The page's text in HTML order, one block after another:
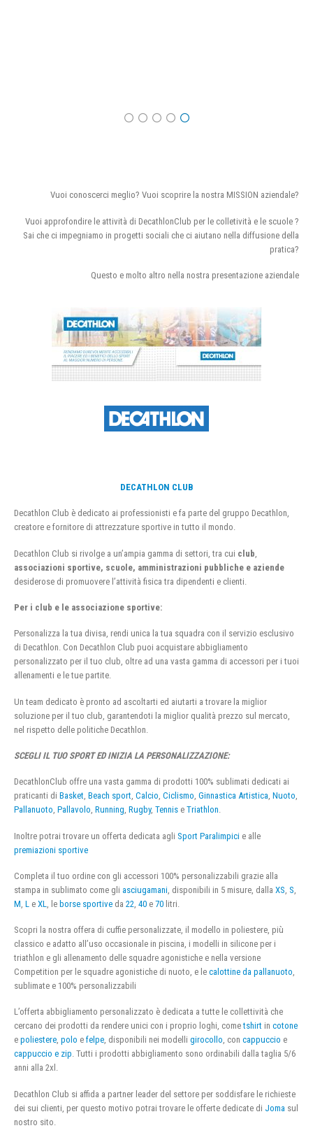
Vuoi conoscerci meglio? Vuoi scoprire la nostra MISSION aziendale?
Vuoi approfondire le attività di DecathlonClub per le colletività e le scuole ?
Sai che ci impegniamo in progetti sociali che ci aiutano nella diffusione della
pratica?
Questo e molto altro nella nostra presentazione aziendale
DECATHLON CLUB
Decathlon Club è dedicato ai professionisti e fa parte del gruppo Decathlon,
creatore e fornitore di attrezzature sportive in tutto il mondo.
Decathlon Club si rivolge a un’ampia gamma di settori, tra cui club
associazioni sportive, scuole, amministrazioni pubbliche e aziende
desiderose di promuovere l’attività fisica tra dipendenti e clienti.
Per i club e le associazione sportive:
Personalizza la tua divisa, rendi unica la tua squadra con il servizio esclusivo
di Decathlon. Con Decathlon Club puoi acquistare abbigliamento
personalizzato per il tuo club, oltre ad una vasta gamma di accessori per i tuoi
allenamenti e le tue partite.
Un team dedicato è pronto ad ascoltarti ed aiutarti a trovare la miglior
soluzione per il tuo club, garantendoti la miglior qualità prezzo sul mercato,
nel rispetto delle politiche Decathlon.
SCEGLI IL TUO SPORT ED INIZIA LA PERSONALIZZAZIONE:
DecathlonClub offre una vasta gamma di prodotti 100% sublimati dedicati ai
praticanti di Basket, Beach sport, Calcio, Ciclismo, Ginnastica Artistica, Nuoto,
Pallanuoto, Pallavolo, Running, Rugby, Tennis e Triathlon.
Inoltre potrai trovare un offerta dedicata agli Sport Paralimpici e alle
premiazioni sportive
Completa il tuo ordine con gli accessori 100% personalizzabili grazie alla
stampa in sublimato come gli asciugamani , disponibili in 5 misure, dalla XS S
M L e XL , le borse sportive da 22 40 e 70 litri.
Scopri la nostra offera di cuffie personalizzate, il modello in poliestere, più
classico e adatto all’uso occasionale in piscina, i modelli in silicone per i
triathlon e gli allenamento delle squadre agonistiche e nella versione
Competition per le squadre agonistiche di nuoto, e le calottine da pallanuoto,
sublimate e 100% personalizzabili
L’offerta abbigliamento personalizzato è dedicata a tutte le collettività che
cercano dei prodotti da rendere unici con i proprio loghi, cometshirt in cotone
e poliestere, polo e felpe, disponibili nei modelli girocollo, con cappuccio e
cappuccio e zip. Tutti i prodotti abbigliamento sono ordinabili dalla taglia 5/6
anni alla 2xl.
Decathlon Club si affida a partner leader del settore per soddisfare le richieste
dei sui clienti, per questo motivo potrai trovare le offerte dedicate di Joma sul
nostro sito.